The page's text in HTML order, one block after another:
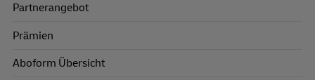
Partnerangebot
Prämien
Aboform Übersicht